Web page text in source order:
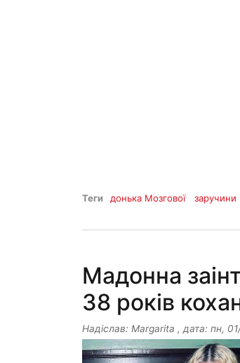
Теги донька Мозгової заручини
Мадонна
38 років
Надіслав: Margarita , дата: пн,